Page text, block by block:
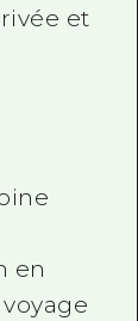
et
en